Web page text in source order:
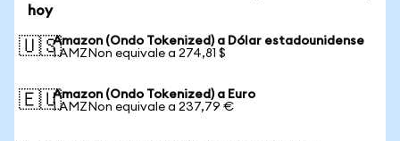
hoy
🇺🇸Amazon (Ondo Tokenized) a Dólar estadounidense
1 AMZNon equivale a 274,81 $
🇪🇺Amazon (Ondo Tokenized) a Euro
1 AMZNon equivale a 237,79 €